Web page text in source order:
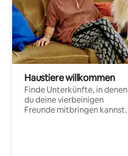
Haustiere willkommen
Finde Unterkünfte, in denen
du deine vierbeinigen
Freunde mitbringen kannst.